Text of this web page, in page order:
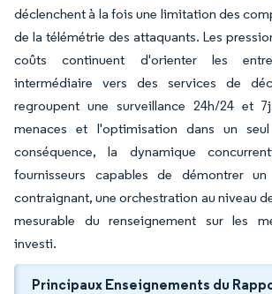
déclenchent à la fois une limitation des
de la télémétrie des attaquants. Les
coûts continuent d'orienter les
intermédiaire vers des services de
regroupent une surveillance 24h/24 et
menaces et l'optimisation dans un
conséquence, la dynamique
fournisseurs capables de démontrer
contraignant, une orchestration au niveau
mesurable du renseignement sur les
investi.
Principaux Enseignements du